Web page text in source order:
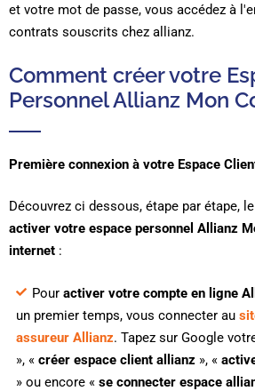
et votre mot de passe, vous accédez à
contrats souscrits chez allianz.
Comment créer votre
Personnel Allianz Mon
Première connexion à votre Espace
Découvrez ci dessous, étape par étape,
activer votre espace personnel Allianz
internet :
Pour activer votre compte en ligne
un premier temps, vous connecter au
assureur Allianz. Tapez sur Google
», « créer espace client allianz », «
» ou encore « se connecter espace